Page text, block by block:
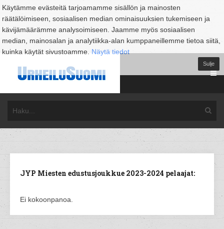
Käytämme evästeitä tarjoamamme sisällön ja mainosten
räätälöimiseen, sosiaalisen median ominaisuuksien tukemiseen ja
kävijämäärämme analysoimiseen. Jaamme myös sosiaalisen
median, mainosalan ja analytiikka-alan kumppaneillemme tietoa siitä,
kuinka käytät sivustoamme. Näytä tiedot
Sulje
JYP Miesten edustusjoukkue 2023-2024 pelaajat:
Ei kokoonpanoa.